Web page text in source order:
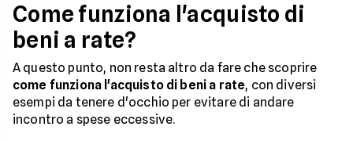
Come funziona l'acquisto di
beni a rate?
A questo punto, non resta altro da fare che scoprire
come funziona l'acquisto di beni a rate, con diversi
esempi da tenere d'occhio per evitare di andare
incontro a spese eccessive.